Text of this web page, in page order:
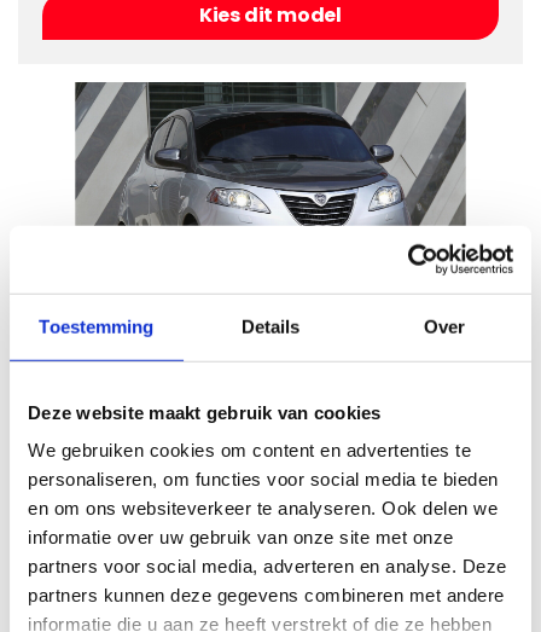
Toestemming Details Over
Deze website maakt gebruik van cookies
We gebruiken cookies om content en advertenties te
personaliseren, om functies voor social media te bieden
en om ons websiteverkeer te analyseren. Ook delen we
informatie over uw gebruik van onze site met onze
partners voor social media, adverteren en analyse. Deze
partners kunnen deze gegevens combineren met andere
informatie die u aan ze heeft verstrekt of die ze hebben
Kies dit model
Ypsilon
Ik weet het bouwjaar niet
Als u het bouwjaar niet weet van uw auto kunt u hier